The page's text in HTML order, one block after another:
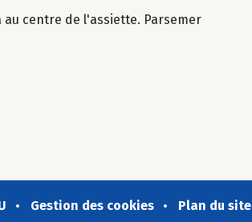
centre de l'assiette. Parsemer
Gestion des cookies Plan du site